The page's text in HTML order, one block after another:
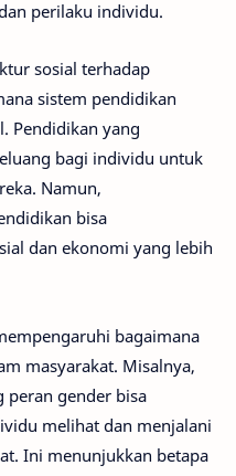
perilaku individu.
sosial terhadap
sistem pendidikan
Pendidikan yang
bagi individu untuk
Namun,
bisa
dan ekonomi yang lebih
bagaimana
masyarakat. Misalnya,
peran gender bisa
melihat dan menjalani
Ini menunjukkan betapa